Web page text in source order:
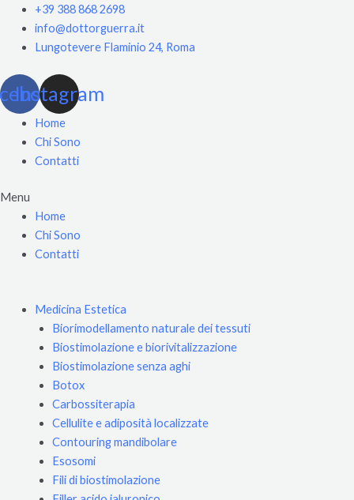
contenuto
+39 388 868 2698
info@dottorguerra.it
Lungotevere Flaminio 24, Roma
Instagram
Home
Chi Sono
Contatti
Menu
Home
Chi Sono
Contatti
Medicina Estetica
Biorimodellamento naturale dei tessuti
Biostimolazione e biorivitalizzazione
Biostimolazione senza aghi
Botox
Carbossiterapia
Cellulite e adiposità localizzate
Contouring mandibolare
Esosomi
Fili di biostimolazione